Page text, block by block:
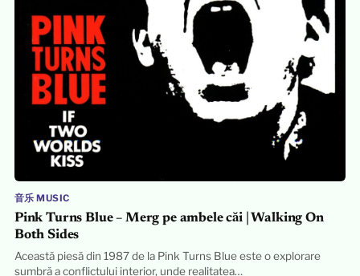
音乐 MUSIC
Pink Turns Blue – Merg pe ambele căi | Walking On
Both Sides
Această piesă din 1987 de la Pink Turns Blue este o explorare
sumbră a conflictului interior, unde realitatea…